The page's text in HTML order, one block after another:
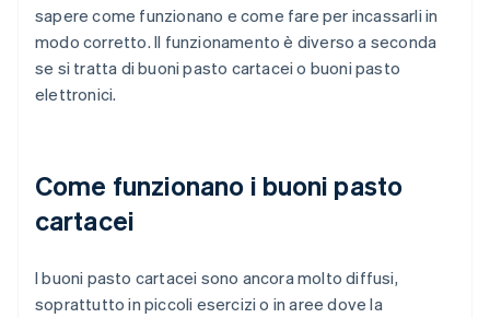
sapere come funzionano e come fare per incassarli in
modo corretto. Il funzionamento è diverso a seconda
se si tratta di buoni pasto cartacei o buoni pasto
elettronici.
Come funzionano i buoni pasto
cartacei
I buoni pasto cartacei sono ancora molto diffusi,
soprattutto in piccoli esercizi o in aree dove la